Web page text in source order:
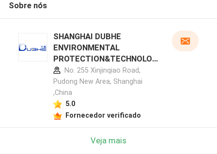
Sobre nós
SHANGHAI DUBHE
ENVIRONMENTAL
PROTECTION&TECHNOLOG
Y CO.,LTD perfil do
fabricante
No. 255 Xinjinqiao Road,
Pudong New Area, Shanghai
,China
5.0
Fornecedor verificado
Veja mais